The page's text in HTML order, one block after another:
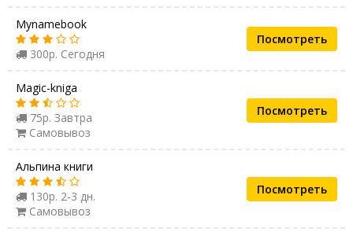
Mynamebook
300р. Сегодня
Посмотреть
Magic-kniga
75р. Завтра
Самовывоз
Посмотреть
Альпина книги
130р. 2-3 дн.
Самовывоз
Посмотреть